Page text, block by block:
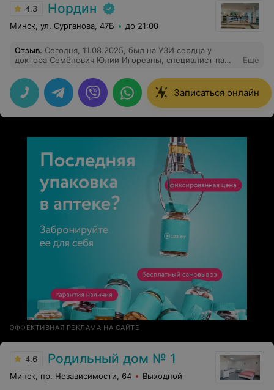
4.3 Нордин
Минск, ул. Сурганова, 47Б до 21:00
Отзыв. Сегодня, 11.08.2025, был на УЗИ сердца у
доктора Семёнович Юлии Игоревны, специалист на
объяснила что меня интересовало по сердцу. Спасибо
ей большое и Вашему центру "Нордин" за такого
специалиста.
Еще
Записаться онлайн
ЭФФЕКТИВНАЯ РЕКЛАМА НА САЙТЕ
4.6 Родильный дом № 1
Минск, пр. Независимости, 64 Выходной